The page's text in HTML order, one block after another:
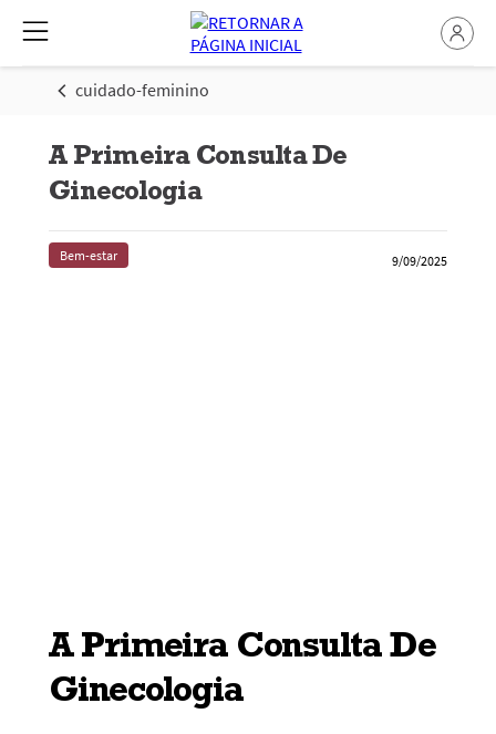
cuidado-feminino
A Primeira Consulta De
Ginecologia
Bem-estar 9/09/2025
A Primeira Consulta De
Ginecologia